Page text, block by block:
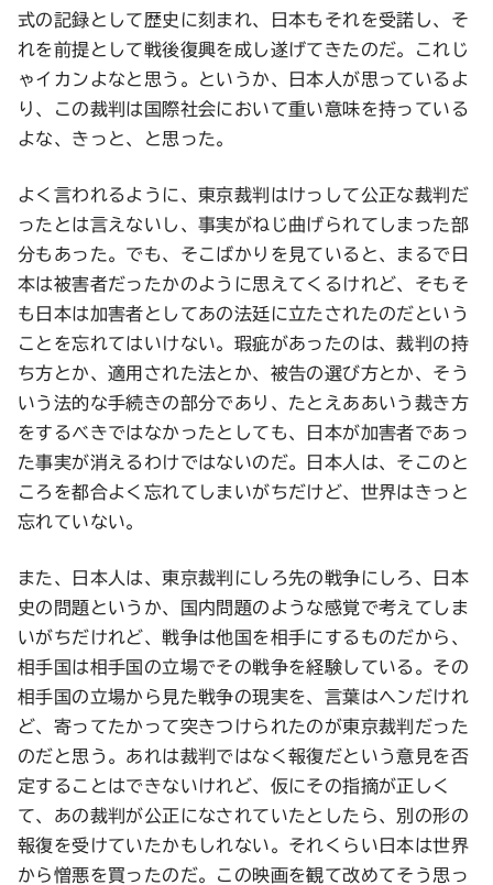
式の記録として歴史に刻まれ、日本もそれを受諾し、そ
れを前提として戦後復興を成し遂げてきたのだ。これじ
ゃイカンよなと思う。というか、日本人が思っているよ
り、この裁判は国際社会において重い意味を持っている
よな、きっと、と思った。
よく言われるように、東京裁判はけっして公正な裁判だ
ったとは言えないし、事実がねじ曲げられてしまった部
分もあった。でも、そこばかりを見ていると、まるで日
本は被害者だったかのように思えてくるけれど、そもそ
も日本は加害者としてあの法廷に立たされたのだという
ことを忘れてはいけない。瑕疵があったのは、裁判の持
ち方とか、適用された法とか、被告の選び方とか、そう
いう法的な手続きの部分であり、たとえああいう裁き方
をするべきではなかったとしても、日本が加害者であっ
た事実が消えるわけではないのだ。日本人は、そこのと
ころを都合よく忘れてしまいがちだけど、世界はきっと
忘れていない。
また、日本人は、東京裁判にしろ先の戦争にしろ、日本
史の問題というか、国内問題のような感覚で考えてしま
いがちだけれど、戦争は他国を相手にするものだから、
相手国は相手国の立場でその戦争を経験している。その
相手国の立場から見た戦争の現実を、言葉はヘンだけれ
ど、寄ってたかって突きつけられたのが東京裁判だった
のだと思う。あれは裁判ではなく報復だという意見を否
定することはできないけれど、仮にその指摘が正しく
て、あの裁判が公正になされていたとしたら、別の形の
報復を受けていたかもしれない。それくらい日本は世界
から憎悪を買ったのだ。この映画を観て改めてそう思っ